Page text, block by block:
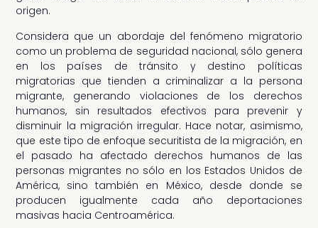
origen.
Considera que un abordaje del fenómeno migratorio
como un problema de seguridad nacional, sólo genera
en los países de tránsito y destino políticas
migratorias que tienden a criminalizar a la persona
migrante, generando violaciones de los derechos
humanos, sin resultados efectivos para prevenir y
disminuir la migración irregular. Hace notar, asimismo,
que este tipo de enfoque securitista de la migración, en
el pasado ha afectado derechos humanos de las
personas migrantes no sólo en los Estados Unidos de
América, sino también en México, desde donde se
producen igualmente cada año deportaciones
masivas hacia Centroamérica.